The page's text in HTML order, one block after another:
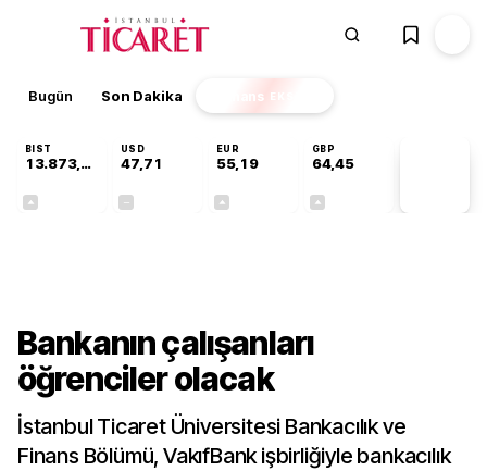
Bugün Son Dakika Finans EKSTRA
BIST
13.873,85
USD
47,71
EUR
55,19
GBP
64,45
Bankanın çalışanları
öğrenciler olacak
İstanbul Ticaret Üniversitesi Bankacılık ve
Finans Bölümü, VakıfBank işbirliğiyle bankacılık